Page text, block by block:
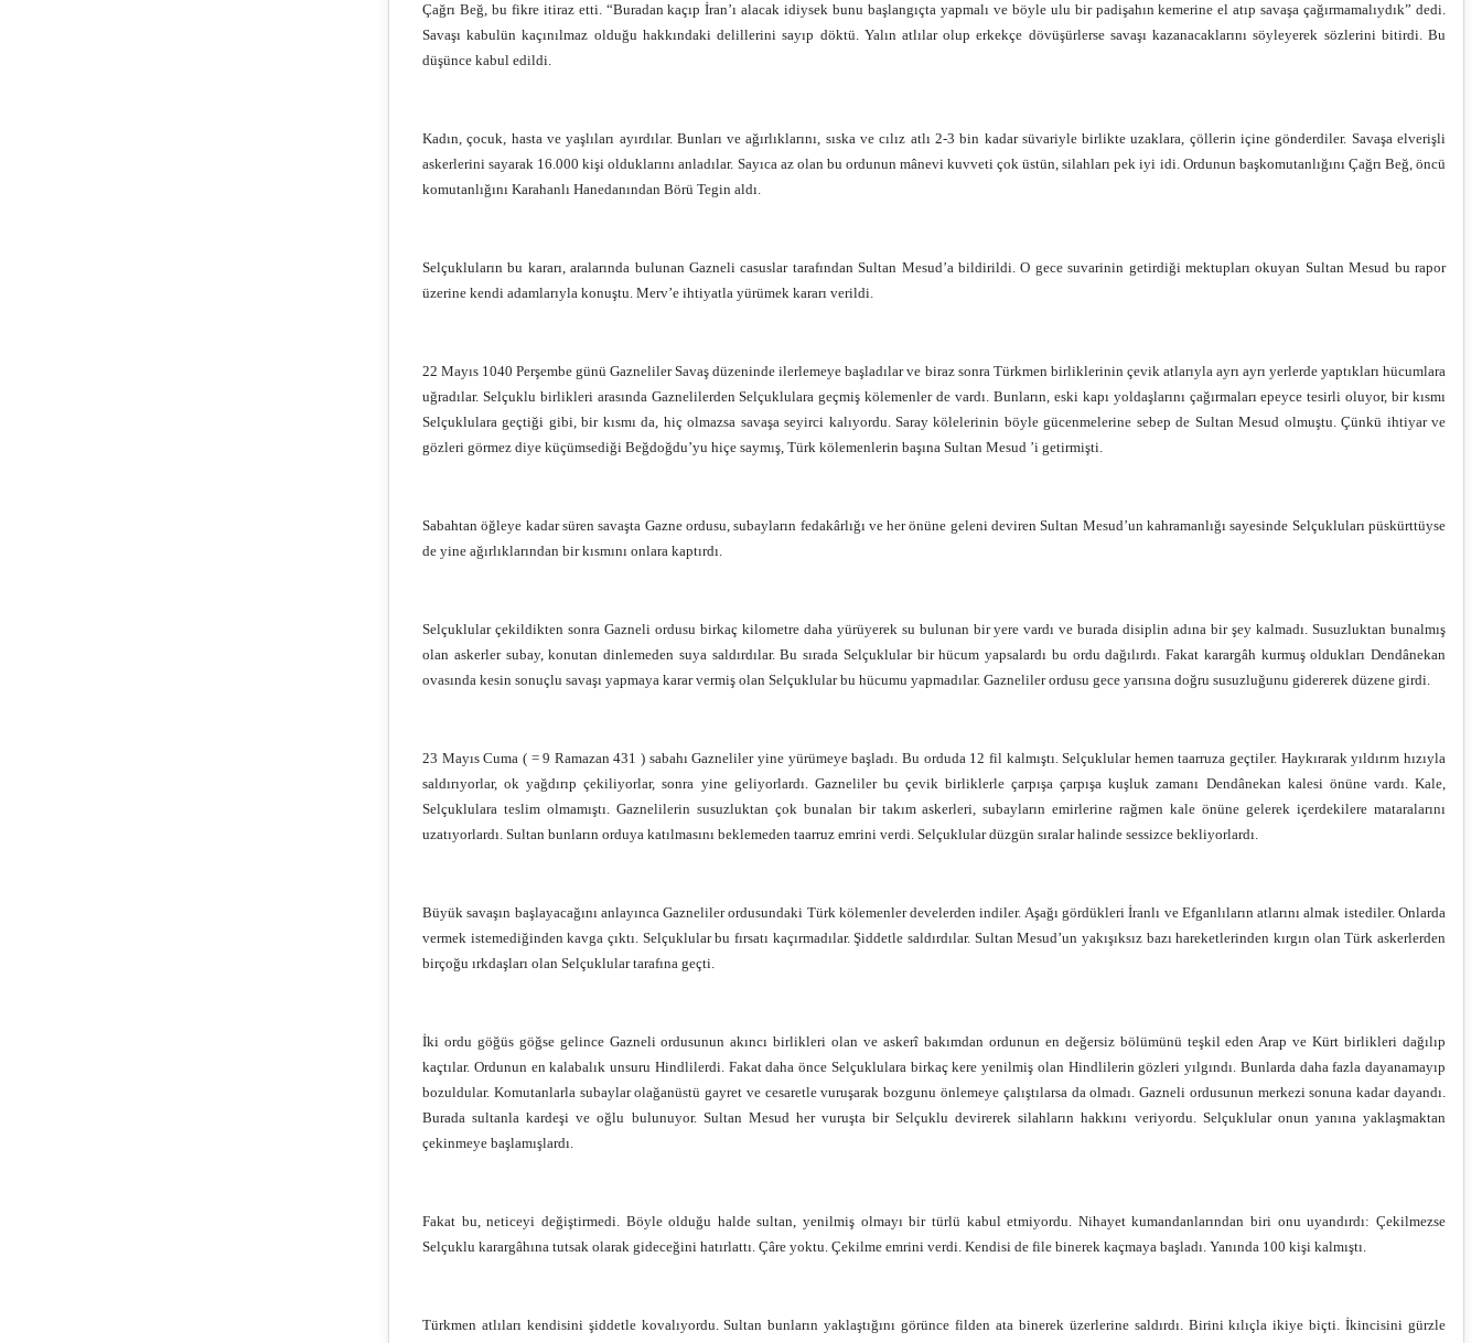
Çağrı Beğ, bu fikre itiraz etti. “Buradan kaçıp İran’ı alacak idiysek bunu başlangıçta yapmalı ve böyle ulu bir padişahın kemerine el atıp savaşa çağırmamalıydık” dedi.
Savaşı kabulün kaçınılmaz olduğu hakkındaki delillerini sayıp döktü. Yalın atlılar olup erkekçe dövüşürlerse savaşı kazanacaklarını söyleyerek sözlerini bitirdi. Bu
düşünce kabul edildi.
Kadın, çocuk, hasta ve yaşlıları ayırdılar. Bunları ve ağırlıklarını, sıska ve cılız atlı 2-3 bin kadar süvariyle birlikte uzaklara, çöllerin içine gönderdiler. Savaşa elverişli
askerlerini sayarak 16.000 kişi olduklarını anladılar. Sayıca az olan bu ordunun mânevi kuvveti çok üstün, silahları pek iyi idi. Ordunun başkomutanlığını Çağrı Beğ, öncü
komutanlığını Karahanlı Hanedanından Börü Tegin aldı.
Selçukluların bu kararı, aralarında bulunan Gazneli casuslar tarafından Sultan Mesud’a bildirildi. O gece suvarinin getirdiği mektupları okuyan Sultan Mesud bu rapor
üzerine kendi adamlarıyla konuştu. Merv’e ihtiyatla yürümek kararı verildi.
22 Mayıs 1040 Perşembe günü Gazneliler Savaş düzeninde ilerlemeye başladılar ve biraz sonra Türkmen birliklerinin çevik atlarıyla ayrı ayrı yerlerde yaptıkları hücumlara
uğradılar. Selçuklu birlikleri arasında Gaznelilerden Selçuklulara geçmiş kölemenler de vardı. Bunların, eski kapı yoldaşlarını çağırmaları epeyce tesirli oluyor, bir kısmı
Selçuklulara geçtiği gibi, bir kısmı da, hiç olmazsa savaşa seyirci kalıyordu. Saray kölelerinin böyle gücenmelerine sebep de Sultan Mesud olmuştu. Çünkü ihtiyar ve
gözleri görmez diye küçümsediği Beğdoğdu’yu hiçe saymış, Türk kölemenlerin başına Sultan Mesud ’i getirmişti.
Sabahtan öğleye kadar süren savaşta Gazne ordusu, subayların fedakârlığı ve her önüne geleni deviren Sultan Mesud’un kahramanlığı sayesinde Selçukluları püskürttüyse
de yine ağırlıklarından bir kısmını onlara kaptırdı.
Selçuklular çekildikten sonra Gazneli ordusu birkaç kilometre daha yürüyerek su bulunan bir yere vardı ve burada disiplin adına bir şey kalmadı. Susuzluktan bunalmış
olan askerler subay, konutan dinlemeden suya saldırdılar. Bu sırada Selçuklular bir hücum yapsalardı bu ordu dağılırdı. Fakat karargâh kurmuş oldukları Dendânekan
ovasında kesin sonuçlu savaşı yapmaya karar vermiş olan Selçuklular bu hücumu yapmadılar. Gazneliler ordusu gece yarısına doğru susuzluğunu gidererek düzene girdi.
23 Mayıs Cuma ( = 9 Ramazan 431 ) sabahı Gazneliler yine yürümeye başladı. Bu orduda 12 fil kalmıştı. Selçuklular hemen taarruza geçtiler. Haykırarak yıldırım hızıyla
saldırıyorlar, ok yağdırıp çekiliyorlar, sonra yine geliyorlardı. Gazneliler bu çevik birliklerle çarpışa çarpışa kuşluk zamanı Dendânekan kalesi önüne vardı. Kale,
Selçuklulara teslim olmamıştı. Gaznelilerin susuzluktan çok bunalan bir takım askerleri, subayların emirlerine rağmen kale önüne gelerek içerdekilere mataralarını
uzatıyorlardı. Sultan bunların orduya katılmasını beklemeden taarruz emrini verdi. Selçuklular düzgün sıralar halinde sessizce bekliyorlardı.
Büyük savaşın başlayacağını anlayınca Gazneliler ordusundaki Türk kölemenler develerden indiler. Aşağı gördükleri İranlı ve Efganlıların atlarını almak istediler. Onlarda
vermek istemediğinden kavga çıktı. Selçuklular bu fırsatı kaçırmadılar. Şiddetle saldırdılar. Sultan Mesud’un yakışıksız bazı hareketlerinden kırgın olan Türk askerlerden
birçoğu ırkdaşları olan Selçuklular tarafına geçti.
İki ordu göğüs göğse gelince Gazneli ordusunun akıncı birlikleri olan ve askerî bakımdan ordunun en değersiz bölümünü teşkil eden Arap ve Kürt birlikleri dağılıp
kaçtılar. Ordunun en kalabalık unsuru Hindlilerdi. Fakat daha önce Selçuklulara birkaç kere yenilmiş olan Hindlilerin gözleri yılgındı. Bunlarda daha fazla dayanamayıp
bozuldular. Komutanlarla subaylar olağanüstü gayret ve cesaretle vuruşarak bozgunu önlemeye çalıştılarsa da olmadı. Gazneli ordusunun merkezi sonuna kadar dayandı.
Burada sultanla kardeşi ve oğlu bulunuyor. Sultan Mesud her vuruşta bir Selçuklu devirerek silahların hakkını veriyordu. Selçuklular onun yanına yaklaşmaktan
çekinmeye başlamışlardı.
Fakat bu, neticeyi değiştirmedi. Böyle olduğu halde sultan, yenilmiş olmayı bir türlü kabul etmiyordu. Nihayet kumandanlarından biri onu uyandırdı: Çekilmezse
Selçuklu karargâhına tutsak olarak gideceğini hatırlattı. Çâre yoktu. Çekilme emrini verdi. Kendisi de file binerek kaçmaya başladı. Yanında 100 kişi kalmıştı.
Türkmen atlıları kendisini şiddetle kovalıyordu. Sultan bunların yaklaştığını görünce filden ata binerek üzerlerine saldırdı. Birini kılıçla ikiye biçti. İkincisini gürzle